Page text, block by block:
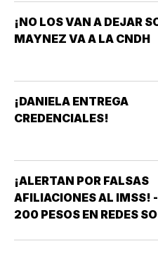
¡NO LOS VAN A DEJAR
MAYNEZ VA A LA CNDH
¡DANIELA ENTREGA
CREDENCIALES!
¡ALERTAN POR FALSAS
AFILIACIONES AL IMSS!
200 PESOS EN REDES